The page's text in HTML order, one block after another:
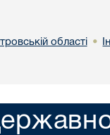
областi •